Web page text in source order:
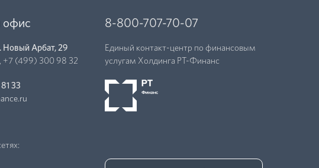
офис
Новый Арбат, 29
, +7 (499) 300 98 32
33
8-800-707-70-07
Единый контакт-центр по финансовым
услугам Холдинга РТ-Финанc